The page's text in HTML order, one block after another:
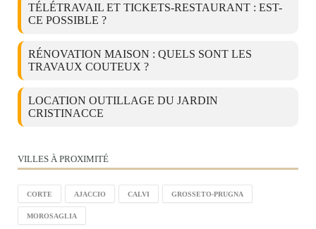
TÉLÉTRAVAIL ET TICKETS-RESTAURANT : EST-
CE POSSIBLE ?
RÉNOVATION MAISON : QUELS SONT LES
TRAVAUX COUTEUX ?
LOCATION OUTILLAGE DU JARDIN
CRISTINACCE
VILLES À PROXIMITÉ
CORTE AJACCIO CALVI GROSSETO-PRUGNA
MOROSAGLIA